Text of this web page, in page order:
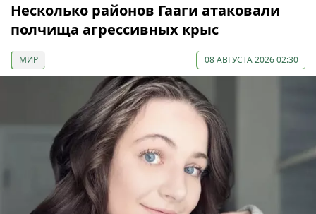
Несколько районов Гааги атаковали
полчища агрессивных крыс
МИР 08 АВГУСТА 2026 02:30